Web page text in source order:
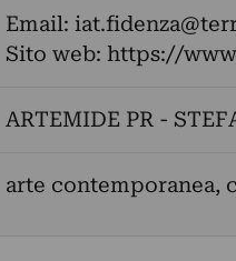
Email:
Sito web: https://
ARTEMIDE PR -
arte contemporanea,